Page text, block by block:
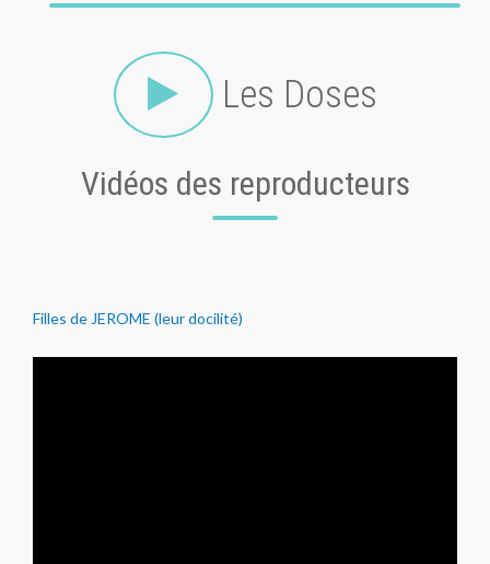
Les Doses
Vidéos des reproducteurs
Filles de JEROME (leur docilité)